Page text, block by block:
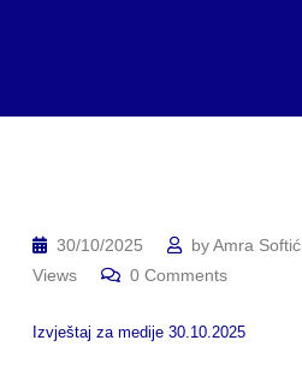
30/10/2025 byAmra Softić
Views
0 Comments
Izvještaj za medije 30.10.2025